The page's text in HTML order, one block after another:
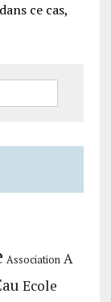
ce cas,
Association A
Ecole